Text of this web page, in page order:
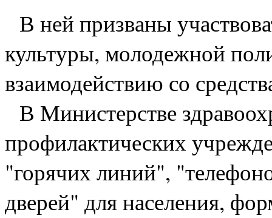
В ней призваны
культуры, молодежной
взаимодействию со
В Министерстве
профилактических
"горячих линий",
дверей" для населения,